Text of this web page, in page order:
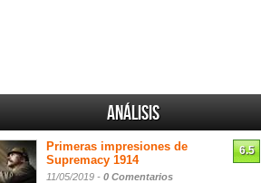
Análisis
Primeras impresiones de
Supremacy 1914
11/05/2019 - 0 Comentarios
6.5